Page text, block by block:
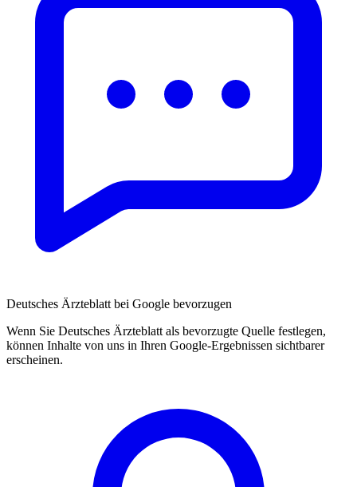
Deutsches Ärzteblatt bei Google bevorzugen
Wenn Sie Deutsches Ärzteblatt als bevorzugte Quelle festlegen,
können Inhalte von uns in Ihren Google-Ergebnissen sichtbarer
erscheinen.